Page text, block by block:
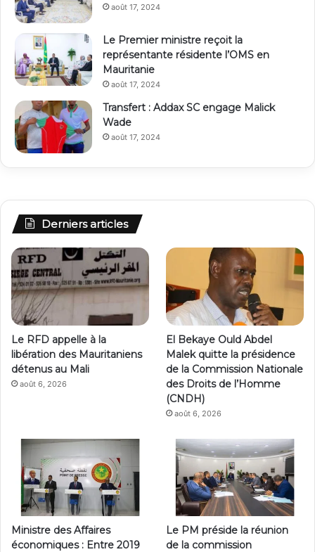
août 17, 2024
Le Premier ministre reçoit la
représentante résidente l’OMS en
Mauritanie
août 17, 2024
Transfert : Addax SC engage Malick
Wade
août 17, 2024
Derniers articles
Le RFD appelle à la
libération des Mauritaniens
détenus au Mali
août 6, 2026
El Bekaye Ould Abdel
Malek quitte la présidence
de la Commission Nationale
des Droits de l’Homme
(CNDH)
août 6, 2026
Ministre des Affaires
économiques : Entre 2019
Le PM préside la réunion
de la commission